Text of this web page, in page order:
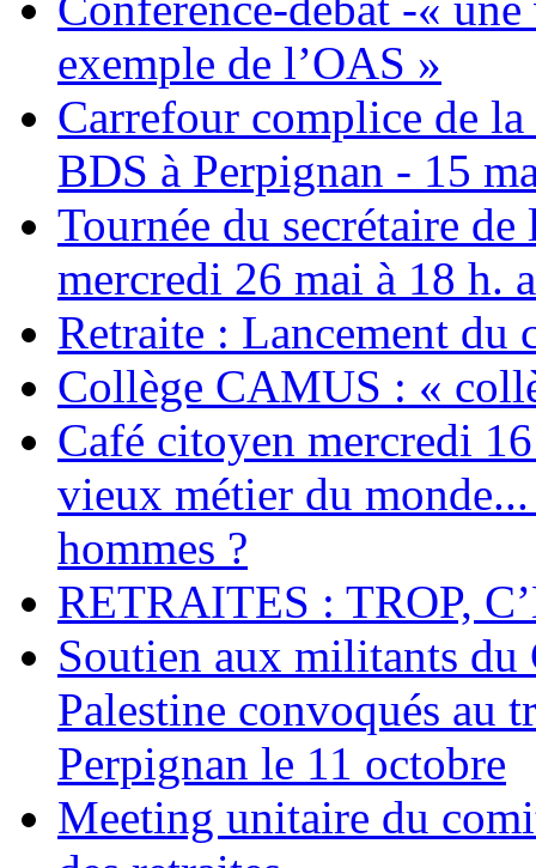
exemple de l’OAS »
Carrefour complice de
BDS à Perpignan - 15
Tournée du secrétaire
mercredi 26 mai à 18 h.
Retraite : Lancement du
Collège CAMUS : «
Café citoyen mercredi
vieux métier du
hommes ?
RETRAITES : TROP,
Soutien aux militants
Palestine convoqués au
Perpignan le 11 octobre
Meeting unitaire du